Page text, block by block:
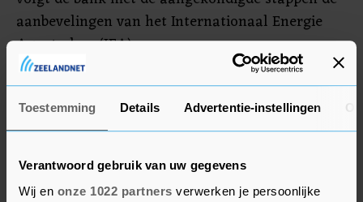
Toestemming Details Advertentie-instellingen
Verantwoord gebruik van uw gegevens
Wij en onze 1022 partners verwerken je persoonlijke
aanbevelingen van het Internationaal Energie
Agentschap (IEA) op.
Financiering projecten
De bank steekt nog wel geld in pijpleidingen en
Volgens Extinction Rebellion heeft de bank